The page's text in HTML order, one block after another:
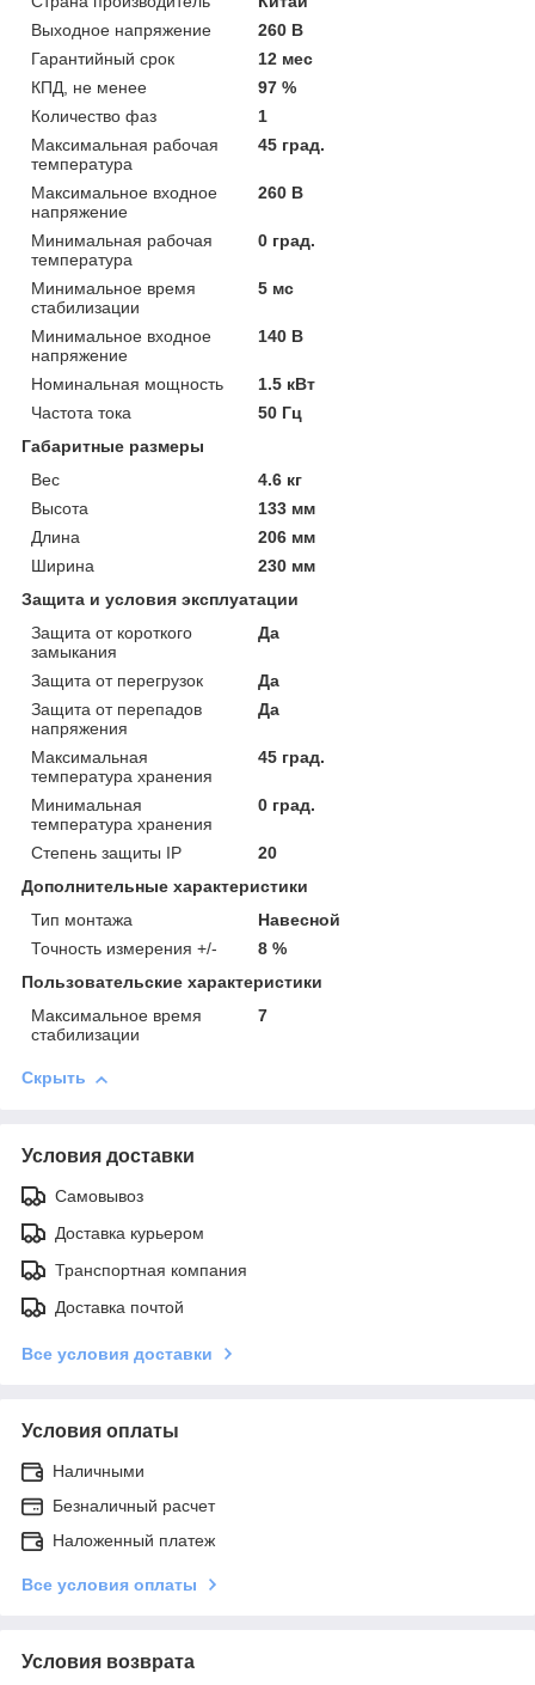
Выходное напряжение
260 В
Гарантийный срок
12 мес
КПД, не менее
97 %
Количество фаз
1
Максимальная рабочая
температура
45 град.
Максимальное входное
напряжение
260 В
Минимальная рабочая
температура
0 град.
Минимальное время
стабилизации
5 мс
Минимальное входное
напряжение
140 В
Номинальная мощность
1.5 кВт
Частота тока
50 Гц
Габаритные размеры
Вес
4.6 кг
Высота
133 мм
Длина
206 мм
Ширина
230 мм
Защита и условия эксплуатации
Защита от короткого
замыкания
Да
Защита от перегрузок
Да
Защита от перепадов
напряжения
Да
Максимальная
температура хранения
45 град.
Минимальная
температура хранения
0 град.
Степень защиты IP
20
Дополнительные характеристики
Тип монтажа
Навесной
Точность измерения +/-
8 %
Пользовательские характеристики
Максимальное время
стабилизации
7
Скрыть
Условия доставки
Самовывоз
Доставка курьером
Транспортная компания
Доставка почтой
Все условия доставки
Условия оплаты
Наличными
Безналичный расчет
Наложенный платеж
Все условия оплаты
Условия возврата